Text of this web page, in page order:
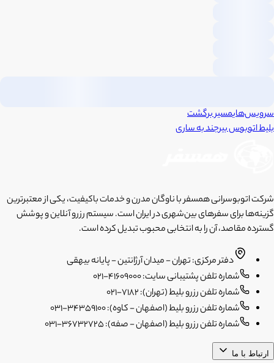
سرویس‌هایمسیر برگشت
بلیط اتوبوسبیرجندبهساری
شرکت اتوبوسرانی همسفر با ناوگان مدرن و خدمات باکیفیت، یکی از معتبرترین
گزینه‌ها برای سفرهای بین‌شهری در ایران است. سیستم رزرو آنلاین و پوشش
گسترده مقاصد، آن را به انتخابی محبوب تبدیل کرده است.
دفتر مرکزی: تهران - میدان آرژانتین - پایانه بیهقی
شماره تلفن پشتیبانی سایت: 41609000-021
شماره تلفن رزرو بلیط (تهران): 7182-021
شماره تلفن رزرو بلیط (اصفهان - کاوه): 34359100-031
شماره تلفن رزرو بلیط (اصفهان - صفه): 36732725-031
ارتباط با ما